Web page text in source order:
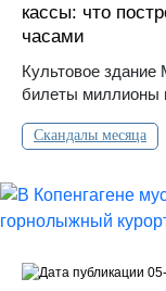
кассы: что
часами
Культовое здание
билеты миллионы
Скандалы месяца